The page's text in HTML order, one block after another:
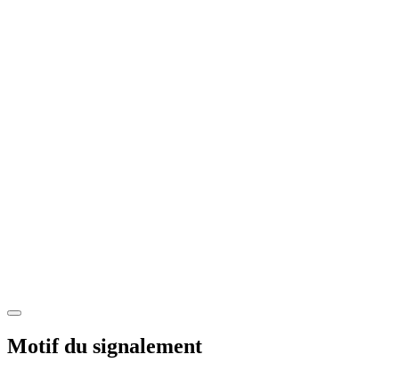
Motif du signalement